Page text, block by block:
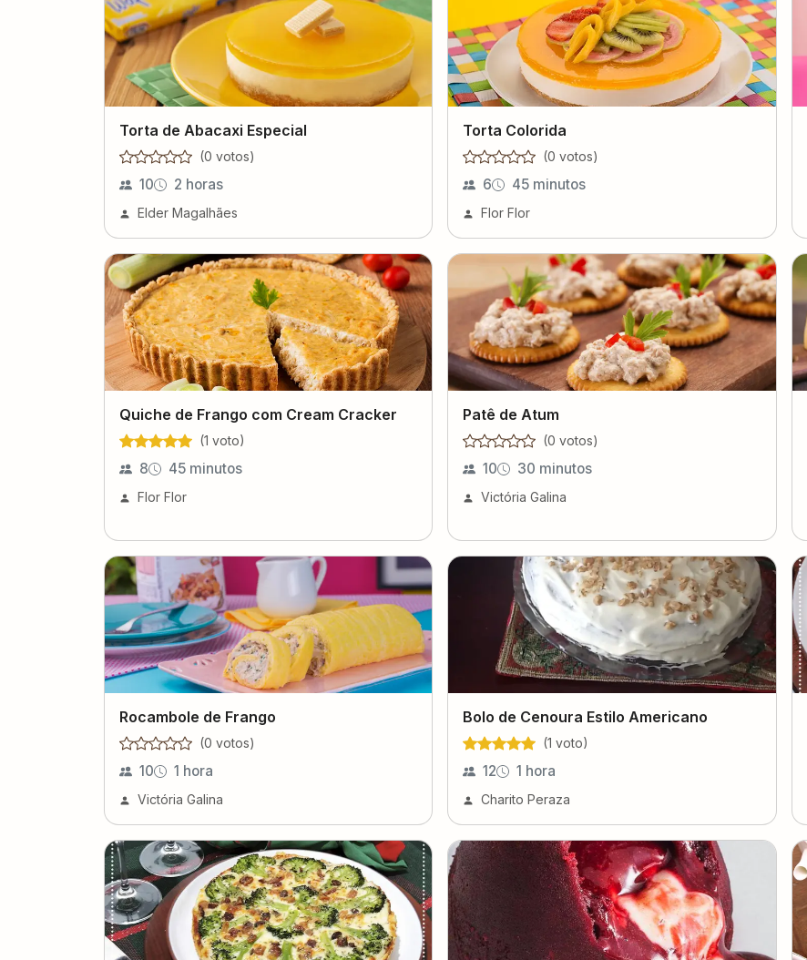
Torta de Abacaxi Especial
(0 votos)
10 2 horas
Elder Magalhães
Torta Colorida
(0 votos)
6 45 minutos
Flor Flor
Quiche de Frango com Cream Cracker
(1 voto)
8 45 minutos
Flor Flor
Patê de Atum
(0 votos)
10 30 minutos
Victória Galina
Rocambole de Frango
(0 votos)
10 1 hora
Victória Galina
Bolo de Cenoura Estilo Americano
(1 voto)
12 1 hora
Charito Peraza